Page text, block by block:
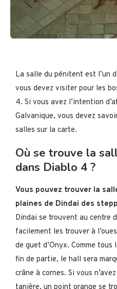
La salle du pénitent est l’un
vous devez visiter pour les
4. Si vous avez l’intention
Galvanique, vous devez
salles sur la carte.
Où se trouve la
dans Diablo 4 ?
Vous pouvez trouver la
plaines de Dindai des
Dindai se trouvent au centre
facilement les trouver à
de guet d’Onyx. Comme
fin de partie, le hall sera
crâne à cornes. Si vous
tanière, un point orange se